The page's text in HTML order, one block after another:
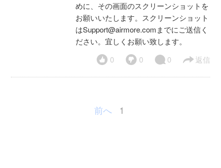
めに、その画面のスクリーンショットを
お願いいたします。スクリーンショット
はSupport@airmore.comまでにご送信く
ださい。宜しくお願い致します。
0
0 0 返信
前へ 1